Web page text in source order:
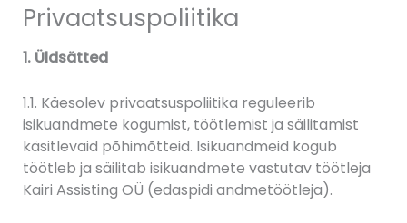
Privaatsuspoliitika
1. Üldsätted
1.1. Käesolev privaatsuspoliitika reguleerib
isikuandmete kogumist, töötlemist ja säilitamist
käsitlevaid põhimõtteid. Isikuandmeid kogub
töötleb ja säilitab isikuandmete vastutav töötleja
Kairi Assisting OÜ (edaspidi andmetöötleja).